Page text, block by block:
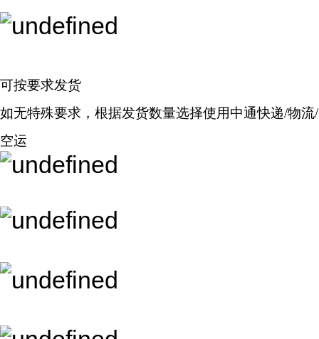
可按要求发货
如无特殊要求，根据发货数量选择使用中通快递/物流/
空运